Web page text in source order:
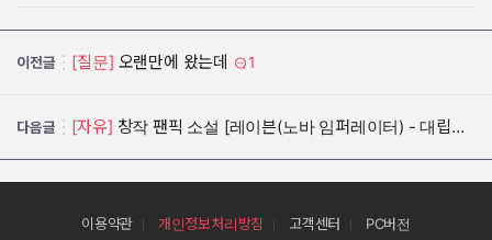
이전글 [질문] 오랜만에 왔는데 1
다음글 [자유] 창작 팬픽 소설 [레이븐(노바 임퍼레이터) - 대립편]]
이용약관 개인정보처리방침 고객센터 PC버전